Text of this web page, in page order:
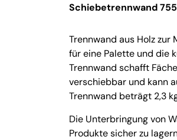
Schiebetrennwand
Trennwand aus Holz
für eine Palette und die
Trennwand schafft
verschiebbar und kann
Trennwand beträgt 2,3
Die Unterbringung von
Produkte sicher zu